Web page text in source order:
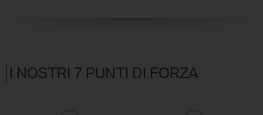
Vivavoce
Volante multifunzione
I NOSTRI 7 PUNTI DI FORZA